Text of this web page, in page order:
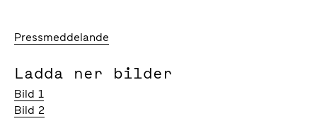
Pressmeddelande
Ladda ner bilder
Bild 1
Bild 2